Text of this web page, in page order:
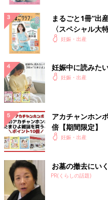
まるごと1冊“出
〈スペシャル大
妊娠・出産
妊娠中に読みた
妊娠・出産
アカチャンホン
倍【期間限定】
妊娠・出産
お墓の撤去にい
PR(くらしの話題)